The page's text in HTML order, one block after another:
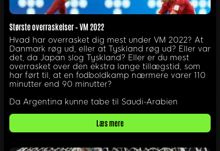
Største overraskelser – VM 2022
Hvad har overrasket dig mest under VM 2022? At
Danmark røg ud, eller at Tyskland røg ud? Eller var
det, da Japan slog Tyskland? Eller er du mest
overrasket over den ekstra lange tillægstid, som
har ført til, at en fodboldkamp nærmere varer 110
minutter end 90 minutter?
Da Argentina kunne tabe til Saudi-Arabien
Læs mere